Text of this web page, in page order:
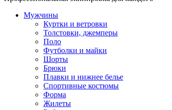
Мужчины
Куртки и ветровки
Толстовки, джемперы
Поло
Футболки и майки
Шорты
Брюки
Плавки и нижнее белье
Спортивные костюмы
Форма
Жилеты